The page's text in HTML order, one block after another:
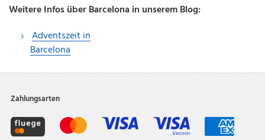
Weitere Infos über Barcelona in unserem Blog:
Adventszeit in
Barcelona